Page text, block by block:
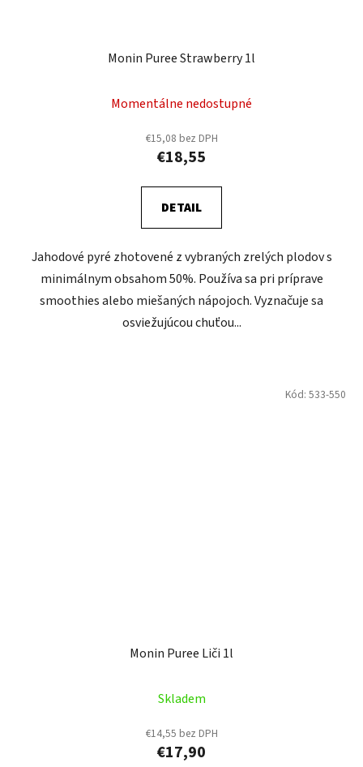
Monin Puree Strawberry 1l
Momentálne nedostupné
€15,08 bez DPH
€18,55
DETAIL
Jahodové pyré zhotovené z vybraných zrelých plodov s
minimálnym obsahom 50%. Používa sa pri príprave
smoothies alebo miešaných nápojoch. Vyznačuje sa
osviežujúcou chuťou...
Monin Puree Liči 1l
Skladem
€14,55 bez DPH
€17,90
Kód: 533-550